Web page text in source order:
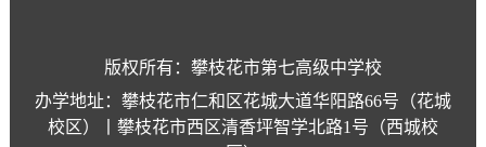
版权所有：攀枝花市第七高级中学校
办学地址：攀枝花市仁和区花城大道华阳路66号（花城
校区）丨攀枝花市西区清香坪智学北路1号（西城校